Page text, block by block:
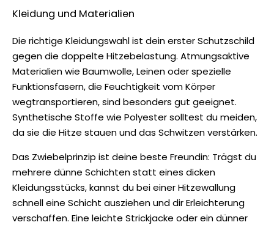
Kleidung und Materialien
Die richtige Kleidungswahl ist dein erster Schutzschild
gegen die doppelte Hitzebelastung. Atmungsaktive
Materialien wie Baumwolle, Leinen oder spezielle
Funktionsfasern, die Feuchtigkeit vom Körper
wegtransportieren, sind besonders gut geeignet.
Synthetische Stoffe wie Polyester solltest du meiden,
da sie die Hitze stauen und das Schwitzen verstärken.
Das Zwiebelprinzip ist deine beste Freundin: Trägst du
mehrere dünne Schichten statt eines dicken
Kleidungsstücks, kannst du bei einer Hitzewallung
schnell eine Schicht ausziehen und dir Erleichterung
verschaffen. Eine leichte Strickjacke oder ein dünner